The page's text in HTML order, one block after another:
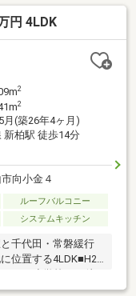
円 4LDK
2
2
月(築26年4ヶ月)
新柏駅 徒歩14分
向小金４
ルーフバルコニー
システムキッチン
千代田・常磐緩行
位置する4LDK■H28
容■クロス張替え・